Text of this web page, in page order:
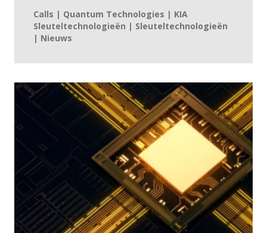
Calls | Quantum Technologies | KIA
Sleuteltechnologieën | Sleuteltechnologieën
| Nieuws